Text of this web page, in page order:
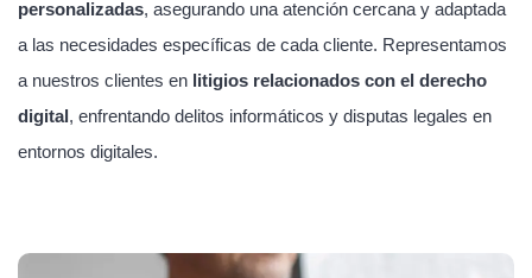
personalizadas, asegurando una atención cercana y adaptada
a las necesidades específicas de cada cliente. Representamos
a nuestros clientes en litigios relacionados con el derecho
digital, enfrentando delitos informáticos y disputas legales en
entornos digitales.